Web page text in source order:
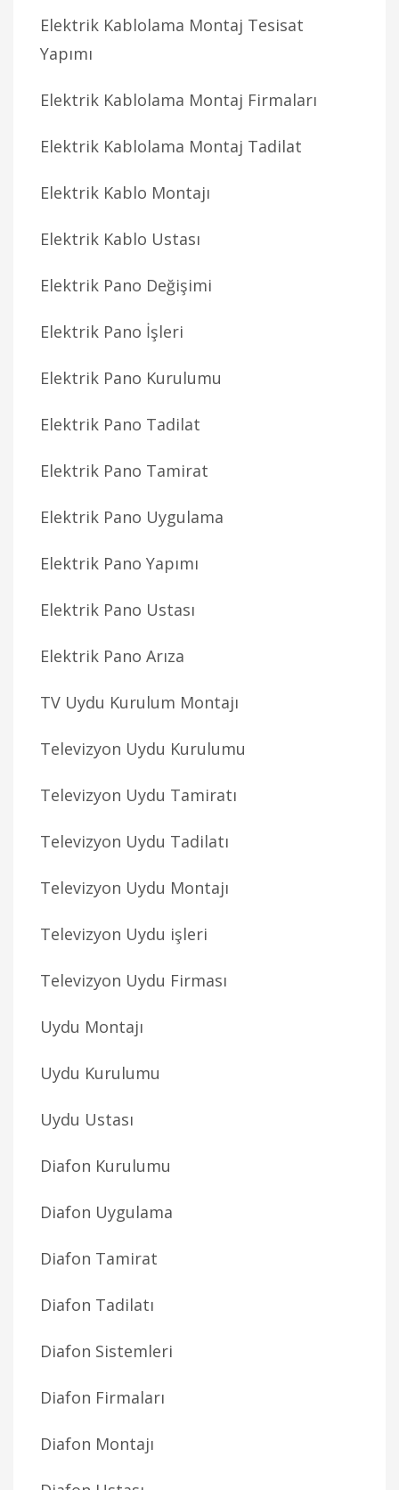
Elektrik Kablolama Montaj Tesisat
Yapımı
Elektrik Kablolama Montaj Firmaları
Elektrik Kablolama Montaj Tadilat
Elektrik Kablo Montajı
Elektrik Kablo Ustası
Elektrik Pano Değişimi
Elektrik Pano İşleri
Elektrik Pano Kurulumu
Elektrik Pano Tadilat
Elektrik Pano Tamirat
Elektrik Pano Uygulama
Elektrik Pano Yapımı
Elektrik Pano Ustası
Elektrik Pano Arıza
TV Uydu Kurulum Montajı
Televizyon Uydu Kurulumu
Televizyon Uydu Tamiratı
Televizyon Uydu Tadilatı
Televizyon Uydu Montajı
Televizyon Uydu işleri
Televizyon Uydu Firması
Uydu Montajı
Uydu Kurulumu
Uydu Ustası
Diafon Kurulumu
Diafon Uygulama
Diafon Tamirat
Diafon Tadilatı
Diafon Sistemleri
Diafon Firmaları
Diafon Montajı